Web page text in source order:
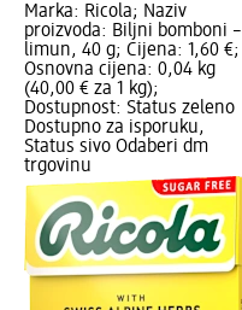
Marka: Ricola; Naziv
proizvoda: Biljni bomboni –
limun, 40 g; Cijena: 1,60 €;
Osnovna cijena: 0,04 kg
(40,00 € za 1 kg);
Dostupnost: Status zeleno
Dostupno za isporuku,
Status sivo Odaberi dm
trgovinu